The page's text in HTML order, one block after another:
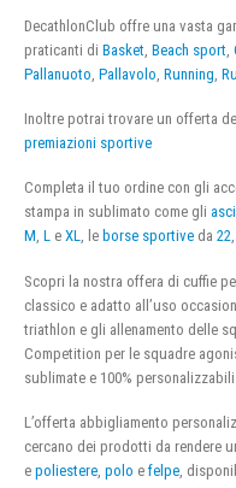
DecathlonClub offre una vasta
praticanti di Basket Beach sport
Pallanuoto Pallavolo Running
Inoltre potrai trovare un offerta
premiazioni sportive
Completa il tuo ordine con gli
stampa in sublimato come gli
M, L e XL, le borse sportive da 22,
Scopri la nostra offera di cuffie
classico e adatto all’uso
triathlon e gli allenamento delle
Competition per le squadre
sublimate e 100% personalizzabili
L’offerta abbigliamento
cercano dei prodotti da rendere
e poliestere polo e felpe ,